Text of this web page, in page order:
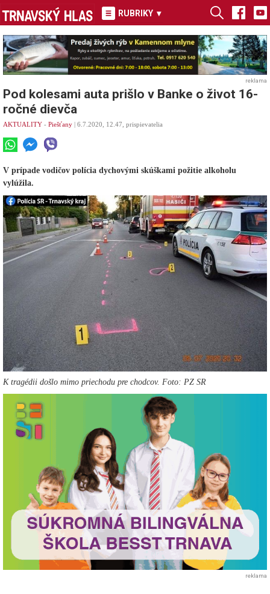
RUBRIKY ▾
reklama
Pod kolesami auta prišlo v Banke o život 16-
ročné dievča
AKTUALITY - Piešťany | 6.7.2020, 12.47, prispievatelia
V prípade vodičov polícia dychovými skúškami požitie alkoholu
vylúžila.
K tragédii došlo mimo priechodu pre chodcov. Foto: PZ SR
reklama